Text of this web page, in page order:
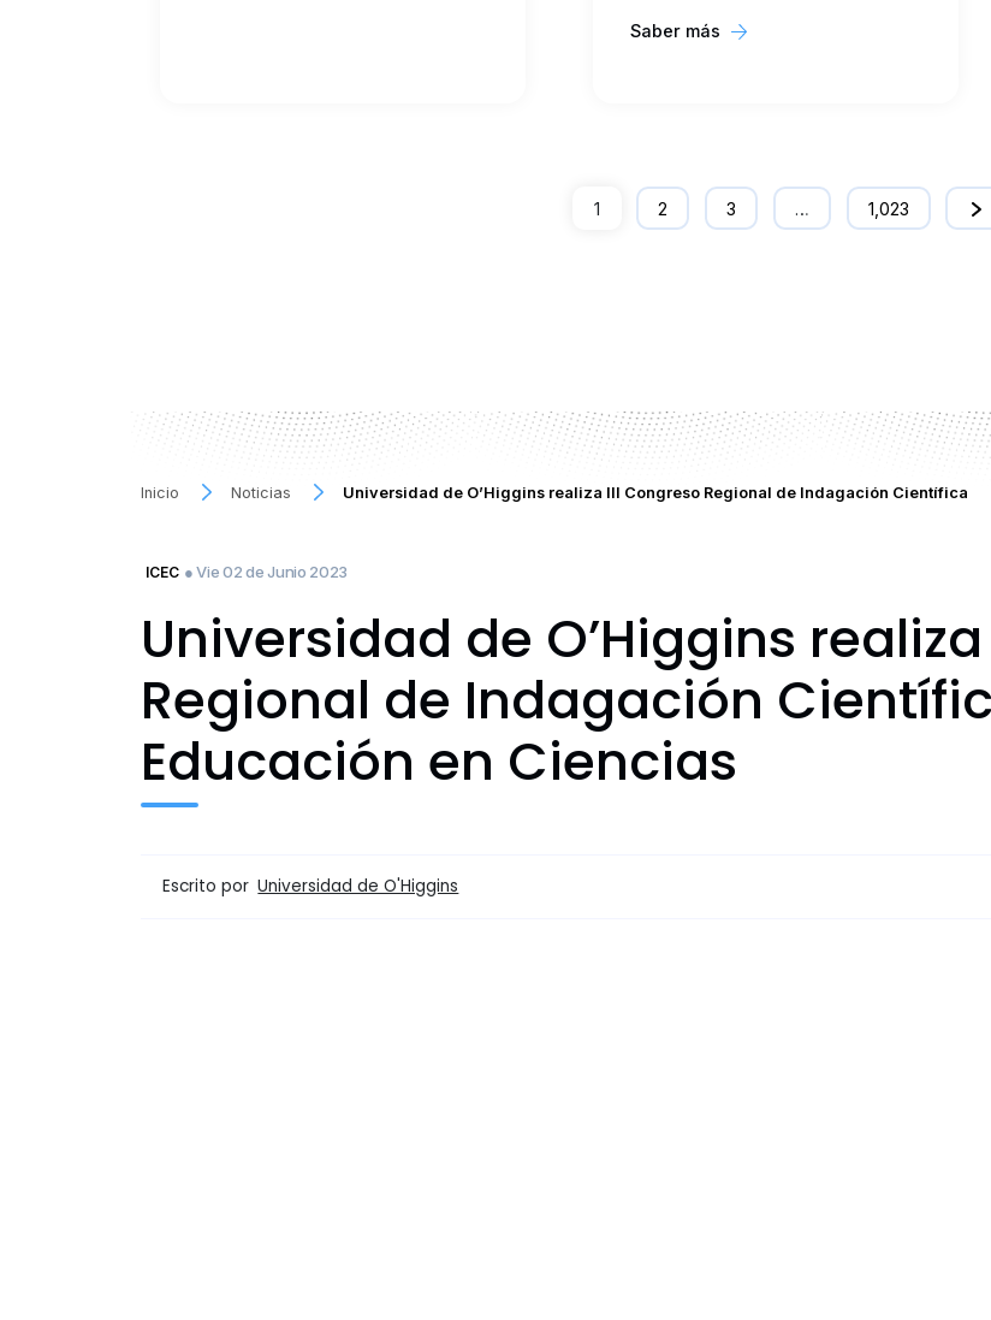
Saber más
1 2 3 … 1,023
Inicio Noticias Universidad de O’Higgins realiza III Congreso Regional de Indagación Científica
ICEC ● Vie 02 de Junio 2023
Universidad de O’Higgins
Regional de Indagación
Educación en Ciencias
Escrito por Universidad de O'Higgins